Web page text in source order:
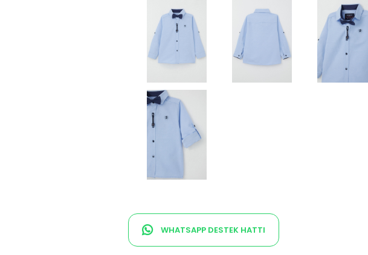
WHATSAPP DESTEK HATTI